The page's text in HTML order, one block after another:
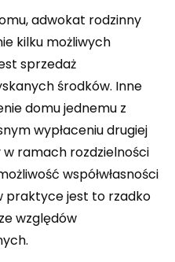
adwokat rodzinny
kilku możliwych
sprzedaż
środków. Inne
domu jednemu z
wypłaceniu drugiej
ramach rozdzielności
współwłasności
praktyce jest to rzadko
względów